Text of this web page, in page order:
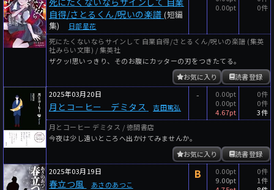
自得/さとるくん/呪いの楽譜 (短編
集)
日部星花
0.00pt
0件
死にたくないならサインして 自業自得/さとるくん/呪いの楽譜 (集英
社みらい文庫) / 集英社
ザクッ!思いっきり、そのお腹にカッターの刃をつきたてる。
読書登録
お気に入り
2025年03月20日
月とコーヒー デミタス 吉田篤弘
-
0.00pt
0.00pt
4.67pt
0件
0件
3件
月とコーヒー デミタス / 徳間書店
今夜は少し遠いところへ出かけてみませんか。
読書登録
お気に入り
2025年03月19日
春立つ風 あさのあつこ
B
0.00pt
9.00pt
0件
1件